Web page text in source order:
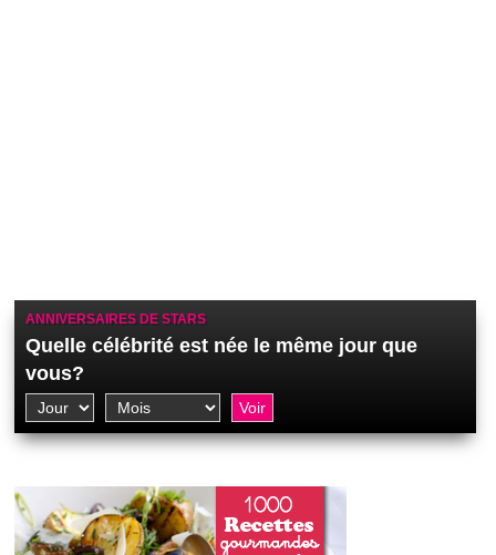
ANNIVERSAIRES DE STARS
Quelle célébrité est née le même jour que
vous?